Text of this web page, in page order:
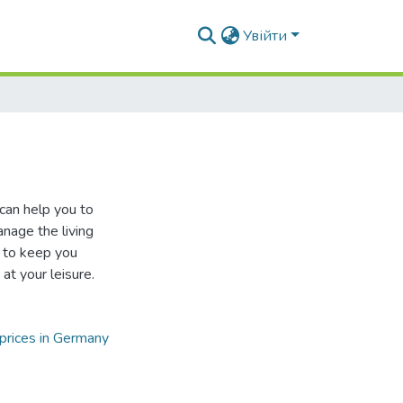
Увійти
help you to
the living
keep you
your leisure.
in Germany